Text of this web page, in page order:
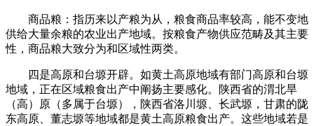
商品粮：指历来以产粮为从，粮食商品率较高，能不变地
供给大量余粮的农业出产地域。按粮食产物供应范畴及其主要
性，商品粮大致分为和区域性两类。
四是高原和台塬开辟。如黄土高原地域有部门高原和台塬
地域，正在区域粮食出产中阐扬主要感化。陕西省的渭北旱
（高）原（多属于台塬），陕西省洛川塬、长武塬，甘肃的陇
东高原、董志塬等地域都是黄土高原粮食出产。这些地域若是